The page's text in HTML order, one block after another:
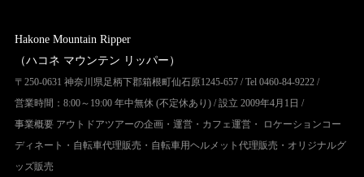
Hakone Mountain Ripper
（ハコネ マウンテン リッパー）
〒250-0631 神奈川県足柄下郡箱根町仙石原1245-657 / Tel 0460-84-9222 /
営業時間：8:00～19:00 年中無休 (不定休あり) / 設立 2009年4月1日 /
事業概要 アウトドアツアーの企画・運営・カフェ運営・ ロケーションコー
ディネート・自転車代理販売・自転車用ヘルメット代理販売・オリジナルグ
ッズ販売